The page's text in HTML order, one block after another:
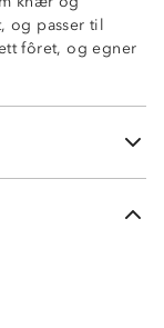
og passer til
fôret, og egner